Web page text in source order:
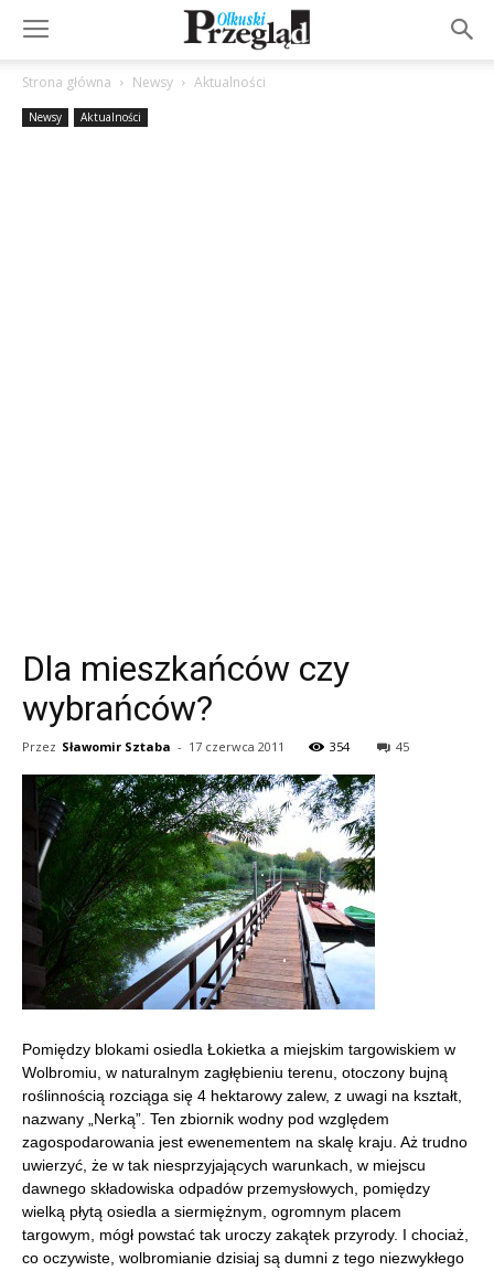
Strona główna Newsy Aktualności
Newsy Aktualności
Dla mieszkańców czy
wybrańców?
Przez Sławomir Sztaba - 17 czerwca 2011 354 45
Pomiędzy blokami osiedla Łokietka a miejskim targowiskiem w
Wolbromiu, w naturalnym zagłębieniu terenu, otoczony bujną
roślinnością rozciąga się 4 hektarowy zalew, z uwagi na kształt,
nazwany „Nerką”. Ten zbiornik wodny pod względem
zagospodarowania jest ewenementem na skalę kraju. Aż trudno
uwierzyć, że w tak niesprzyjających warunkach, w miejscu
dawnego składowiska odpadów przemysłowych, pomiędzy
wielką płytą osiedla a siermiężnym, ogromnym placem
targowym, mógł powstać tak uroczy zakątek przyrody. I chociaż,
co oczywiste, wolbromianie dzisiaj są dumni z tego niezwykłego